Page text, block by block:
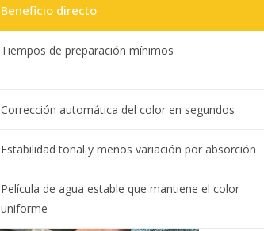
Beneficio directo
Tiempos de preparación mínimos
Corrección automática del color en segundos
Estabilidad tonal y menos variación por absorción
Película de agua estable que mantiene el color
uniforme